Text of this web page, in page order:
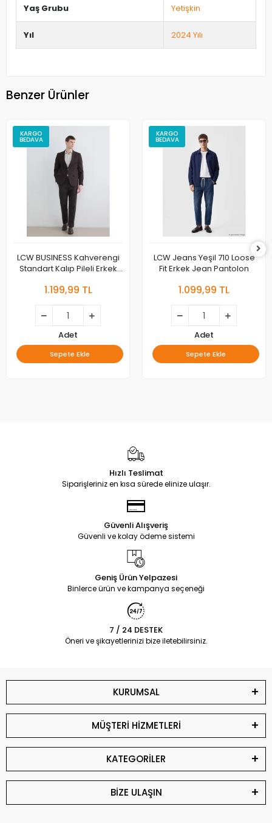
Yaş Grubu Yetişkin
Yıl 2024 Yılı
Benzer Ürünler
KARGO
BEDAVA
LCW BUSINESS Kahverengi
Standart Kalıp Pileli Erkek
1.199,99 TL
Adet
Sepete Ekle
KARGO
BEDAVA
LCW Jeans Yeşil 710 Loose
Fit Erkek Jean Pantolon
1.099,99 TL
Adet
Sepete Ekle
Hızlı Teslimat
Siparişleriniz en kısa sürede elinize ulaşır.
Güvenli Alışveriş
Güvenli ve kolay ödeme sistemi
Geniş Ürün Yelpazesi
Binlerce ürün ve kampanya seçeneği
7 / 24 DESTEK
Öneri ve şikayetlerinizi bize iletebilirsiniz.
KURUMSAL
MÜŞTERİ HİZMETLERİ
KATEGORİLER
BİZE ULAŞIN